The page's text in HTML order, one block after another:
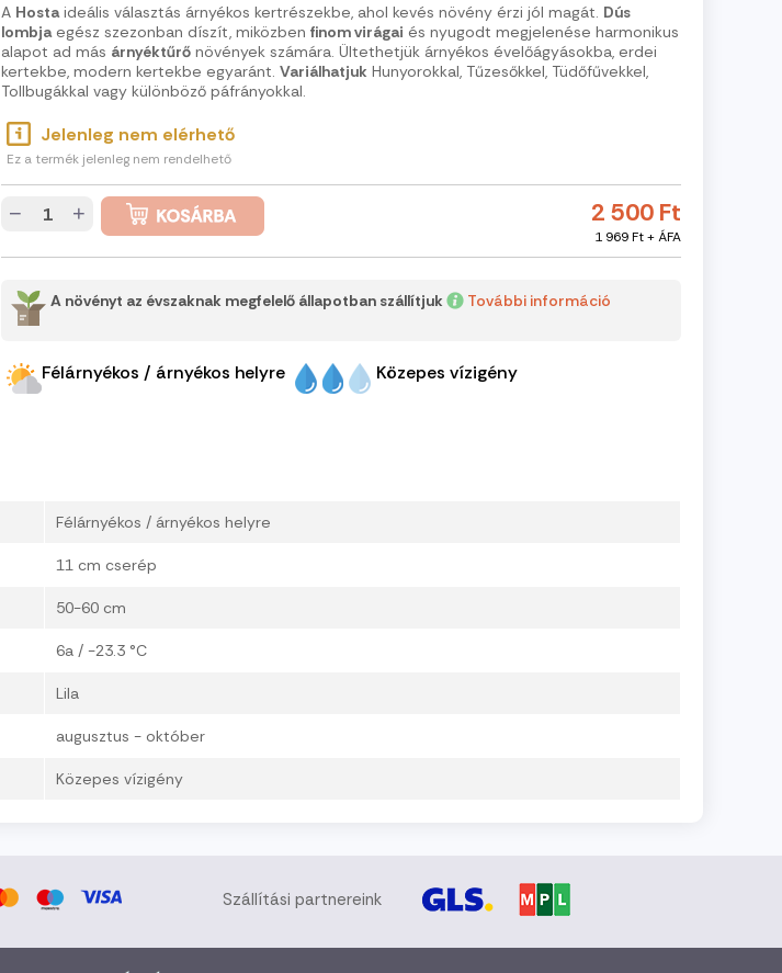
A Hosta ideális választás árnyékos kertrészekbe, ahol kevés növény érzi jól magát. Dús
lombja egész szezonban díszít, miközben finom virágai és nyugodt megjelenése harmonikus
alapot ad más árnyéktűrő növények számára. Ültethetjük árnyékos évelőágyásokba, erdei
kertekbe, modern kertekbe egyaránt. Variálhatjuk Hunyorokkal, Tűzesőkkel, Tüdőfűvekkel,
Tollbugákkal vagy különböző páfrányokkal.
Jelenleg nem elérhető
Ez a termék jelenleg nem rendelhető
2 500 Ft
1 969 Ft + ÁFA
− +
A növényt az évszaknak megfelelő állapotban szállítjuk További információ
Félárnyékos / árnyékos helyre Közepes vízigény
Félárnyékos / árnyékos helyre
11 cm cserép
50-60 cm
6a / -23.3 °C
Lila
augusztus - október
Közepes vízigény
Szállítási partnereink